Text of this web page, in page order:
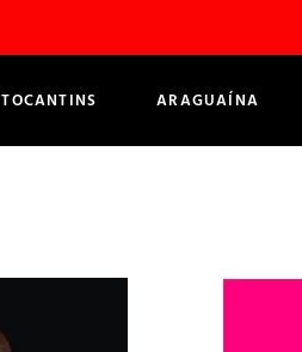
TOCANTINS ARAGUAÍNA